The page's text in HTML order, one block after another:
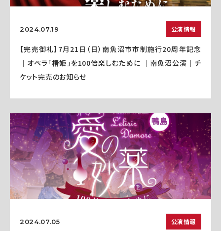
2024.07.19 公演情報
【完売御礼】7月21日（日）南魚沼市市制施行20周年記念
｜オペラ「椿姫」を100倍楽しむために ｜南魚沼公演｜チ
ケット完売のお知らせ
2024.07.05 公演情報